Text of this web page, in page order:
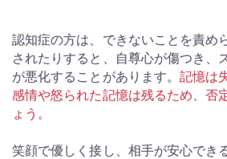
認知症の方は、できないことを責め
されたりすると、自尊心が傷つき、
が悪化することがあります。記憶は
感情や怒られた記憶は残るため、否
ょう。
笑顔で優しく接し、相手が安心でき